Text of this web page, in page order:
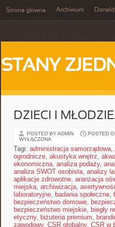
Strona główna Archiwum Donald
STANY
DZIECI I
POSTED BY ADMIN POSTED
WYŁĄCZONA
Tagi: administracja samorządowa,
ogrodnicze, akustyka wnętrz,
ekonomiczna, analiza podaży,
analiza SWOT osobista, analizy
aplikacje zdrowotne, aranżacja
miejska, archiwizacja,
laboratoryjne, badania społeczne,
bezpieczeństwo domowe,
bezpieczeństwo miejskie, biegły
etyczny, biżuteria premium,
zawodowy, CSR globalny, CSR w